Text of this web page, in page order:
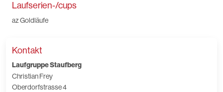
Laufserien-/cups
az Goldläufe
Kontakt
Laufgruppe Staufberg
Christian Frey
Oberdorfstrasse 4